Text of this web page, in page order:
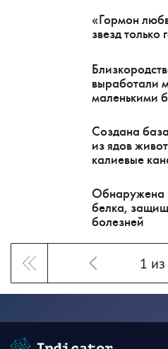
«Гормон
звезд только
выработали
маленькими
Создана
из ядов
калиевые
Обнаружена
белка,
болезней
1